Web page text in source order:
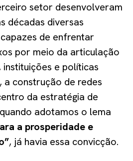
setor desenvolveram
décadas diversas
de enfrentar
por meio da articulação
e políticas
a construção de redes
da estratégia de
adotamos o lema
a prosperidade e
, já havia essa convicção.